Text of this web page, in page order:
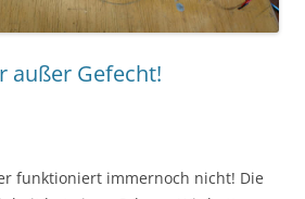
außer Gefecht!
funktioniert immernoch nicht! Die